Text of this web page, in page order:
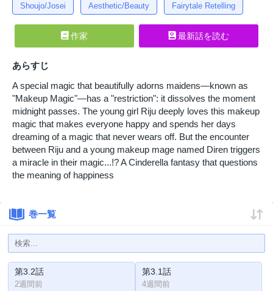
Shoujo/Josei Aesthetic/Beauty Fairytale Retelling
作家 最新話を読む
あらすじ
A special magic that beautifully adorns maidens—known as
"Makeup Magic"—has a "restriction": it dissolves the moment
midnight passes. The young girl Riju deeply loves this makeup
magic that makes everyone happy and spends her days
dreaming of a magic that never wears off. But the encounter
between Riju and a young makeup mage named Diren triggers
a miracle in their magic...!? A Cinderella fantasy that questions
the meaning of happiness
巻一覧
第3.2話
2週間前
第3.1話
4週間前